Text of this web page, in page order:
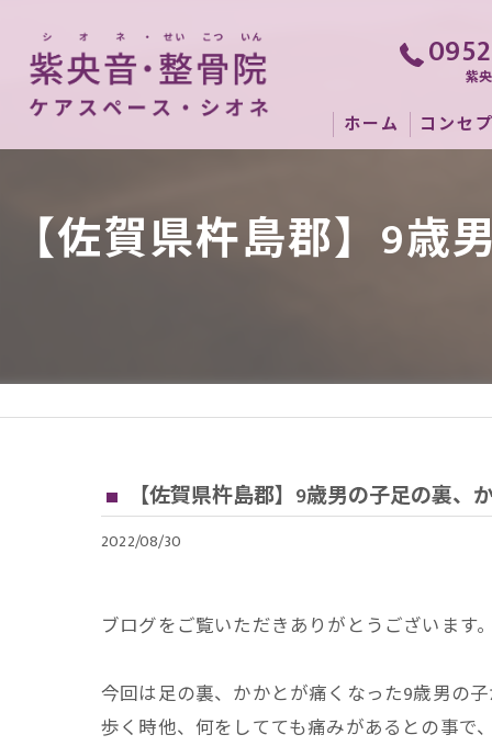
紫
ホーム コンセ
【佐賀県杵島郡】9
【佐賀県杵島郡】9歳男の子足の裏
2022/08/30
ブログをご覧いただきありがとうございま
今回は足の裏、かかとが痛くなった9歳男の
歩く時他、何をしてても痛みがあるとの事で